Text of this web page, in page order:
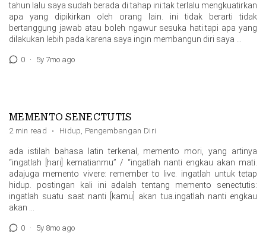
tahun lalu saya sudah berada di tahap ini:tak terlalu mengkuatirkan
apa yang dipikirkan oleh orang lain. ini tidak berarti tidak
bertanggung jawab atau boleh ngawur sesuka hati.tapi apa yang
dilakukan lebih pada karena saya ingin membangun diri saya …
0 · 5y 7mo ago
MEMENTO SENECTUTIS
2 min read · Hidup, Pengembangan Diri
ada istilah bahasa latin terkenal, memento mori, yang artinya
“ingatlah [hari] kematianmu” / “ingatlah nanti engkau akan mati.
adajuga memento vivere: remember to live. ingatlah untuk tetap
hidup. postingan kali ini adalah tentang memento senectutis:
ingatlah suatu saat nanti [kamu] akan tua.ingatlah nanti engkau
akan …
0 · 5y 8mo ago